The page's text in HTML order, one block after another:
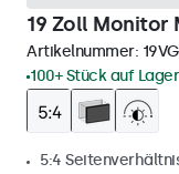
19 Zoll Monitor
Artikelnummer:
100+ Stück auf Lager
5:4